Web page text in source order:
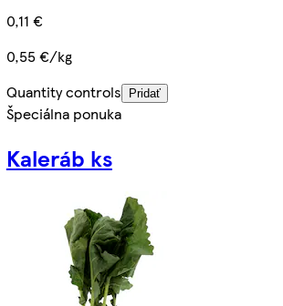
0,11 €
0,55 €/kg
Quantity controls
Pridať
Špeciálna ponuka
Kaleráb ks